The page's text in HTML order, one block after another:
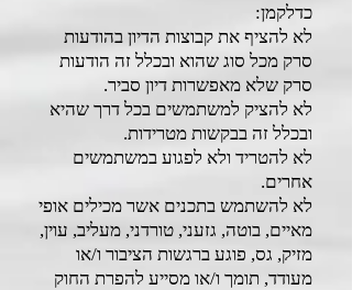
כדלקמן:
לא להציף את קבוצות הדיון בהודעות
סרק מכל סוג שהוא ובכלל זה הודעות
סרק שלא מאפשרות דיון סביר.
לא להציק למשתמשים בכל דרך שהיא
ובכלל זה בבקשות מטרידות.
לא להטריד ולא לפגוע במשתמשים
אחרים.
לא להשתמש בתכנים אשר מכילים אופי
מאיים, בוטה, גזעני, טורדני, מעליב, עוין,
מזיק, גס, פוגע ברגשות הציבור ו/או
מעודד, תומך ו/או מסייע להפרת החוק